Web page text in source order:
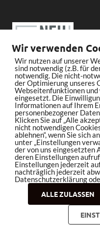
Copyright © 2026
Wir verwenden
Wir nutzen auf unserer
sind notwendig (z.B. für
notwendig. Die nicht-
der Optimierung unseres
Webseitenfunktionen
eingesetzt. Die
Informationen auf Ihrem
personenbezogener
Klicken Sie auf „Alle
nicht notwendigen
ablehnen“, wenn Sie sich
unter „Einstellungen
der von uns eingesetzten
deren Einstellungen
Einstellungen jederzeit
nachträglich jederzeit
Datenschutzerklärung
ALLE ZULASSEN